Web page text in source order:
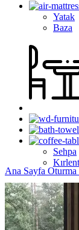
Yatak
Baza
Sehpa
Kırlent
Ana Sayfa Oturma